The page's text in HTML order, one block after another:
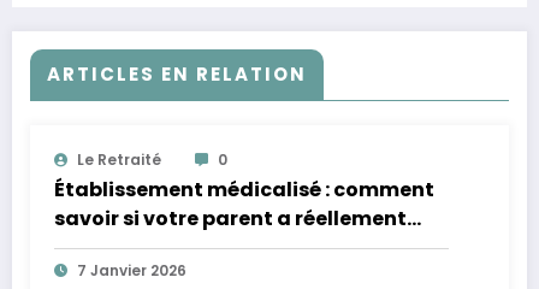
ARTICLES EN RELATION
Le Retraité 0
Établissement médicalisé : comment
savoir si votre parent a réellement
besoin d’un niveau de soins renforcé ?
7 Janvier 2026